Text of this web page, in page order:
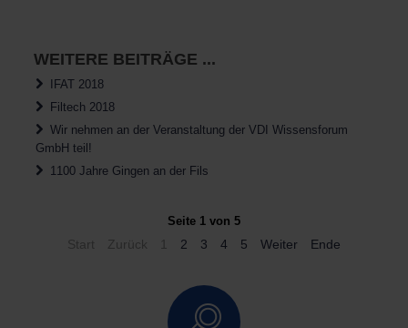
WEITERE BEITRÄGE ...
IFAT 2018
Filtech 2018
Wir nehmen an der Veranstaltung der VDI Wissensforum
GmbH teil!
1100 Jahre Gingen an der Fils
Seite 1 von 5
Start Zurück 1 2 3 4 5 Weiter Ende